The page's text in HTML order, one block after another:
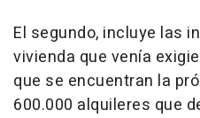
El segundo, incluye las
vivienda que venía
que se encuentran la
600.000 alquileres que